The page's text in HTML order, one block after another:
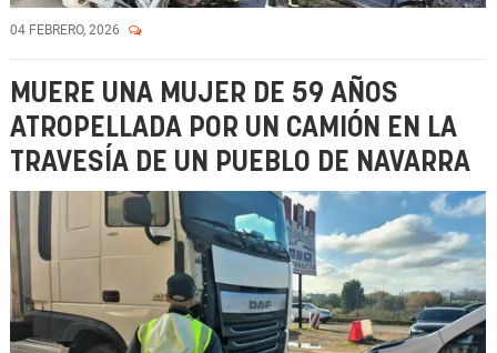
04 FEBRERO, 2026
MUERE UNA MUJER DE 59 AÑOS
ATROPELLADA POR UN CAMIÓN EN LA
TRAVESÍA DE UN PUEBLO DE NAVARRA